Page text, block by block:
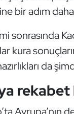
bir adım
kura
da